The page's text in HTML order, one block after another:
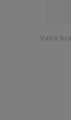
Vaira